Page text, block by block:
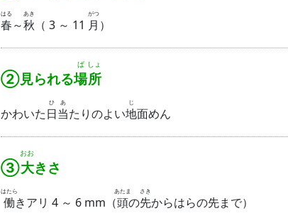
春
はる
～秋
あき
（ 3 ～ 11 月
がつ
）
②見られる場
ば
所
しょ
かわいた日
ひ
当
あ
たりのよい地
じ
面めん
③大
おお
きさ
働
はたら
きアリ 4 ～ 6 mm（頭
あたま
の先
さき
からはらの先まで）